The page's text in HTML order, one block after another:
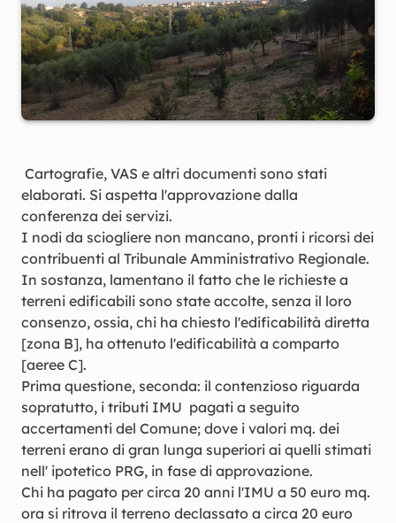
Cartografie, VAS e altri documenti sono stati
elaborati. Si aspetta l'approvazione dalla
conferenza dei servizi.
I nodi da sciogliere non mancano, pronti i ricorsi dei
contribuenti al Tribunale Amministrativo Regionale.
In sostanza, lamentano il fatto che le richieste a
terreni edificabili sono state accolte, senza il loro
consenzo, ossia, chi ha chiesto l'edificabilità diretta
[zona B], ha ottenuto l'edificabilità a comparto
[aeree C].
Prima questione, seconda: il contenzioso riguarda
sopratutto, i tributi IMU pagati a seguito
accertamenti del Comune; dove i valori mq. dei
terreni erano di gran lunga superiori ai quelli stimati
nell' ipotetico PRG, in fase di approvazione.
Chi ha pagato per circa 20 anni l'IMU a 50 euro mq.
ora si ritrova il terreno declassato a circa 20 euro